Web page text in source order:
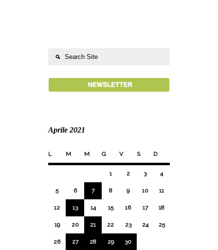
Aprile 2021
L M M G V S D
1 2 3 4
5 6 7 8 9 10 11
12 13 14 15 16 17 18
19 20 21 22 23 24 25
26 27 28 29 30